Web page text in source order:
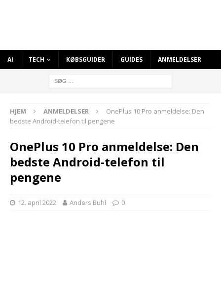
AI TECH KØBSGUIDER GUIDES ANMELDELSER
HJEM ANMELDELSER
OnePlus 10 Pro anmeldelse: Den
bedste Android-telefon til pengene
OnePlus 10 Pro anmeldelse: Den
bedste Android-telefon til
pengene
12. april 2022 Anders Buhl 0